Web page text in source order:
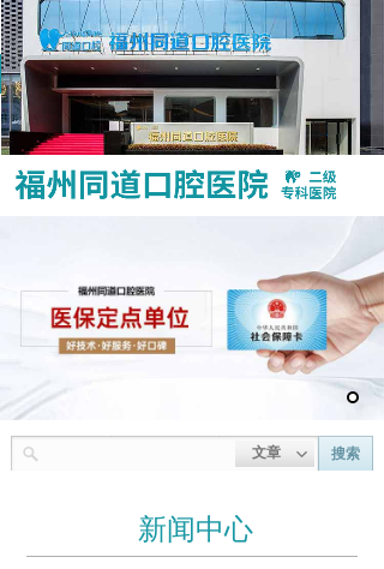
咨询热线：400 1858 066
文章 搜索
新闻中心